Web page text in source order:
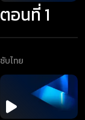
ตอนที่ 1
ซับไทย